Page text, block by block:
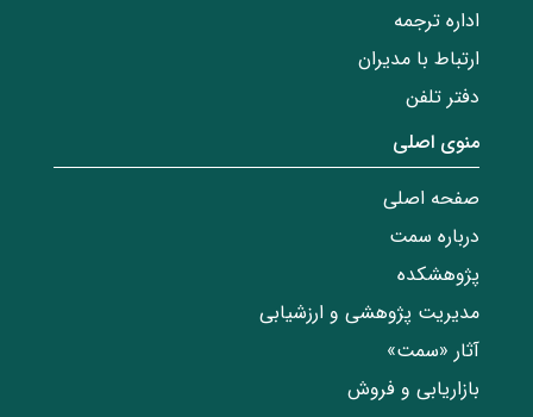
اداره ترجمه
ارتباط با مدیران
دفتر تلفن
منوی اصلی
صفحه اصلی
درباره سمت
پژوهشکده
مدیریت پژوهشی و ارزشیابی
آثار «سمت»
بازاریابی و فروش